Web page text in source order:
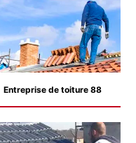
Entreprise de toiture 88